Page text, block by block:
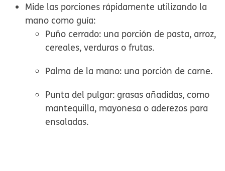
Mide las porciones rápidamente utilizando la
manocomo guía:
Puño cerrado: una porción de pasta, arroz,
cereales, verduras o frutas.
Palma de la mano: una porción de carne.
Punta del pulgar:grasas añadidas, como
mantequilla, mayonesa o aderezos para
ensaladas.